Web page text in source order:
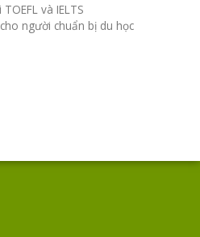
và IELTS
người chuẩn bị du học